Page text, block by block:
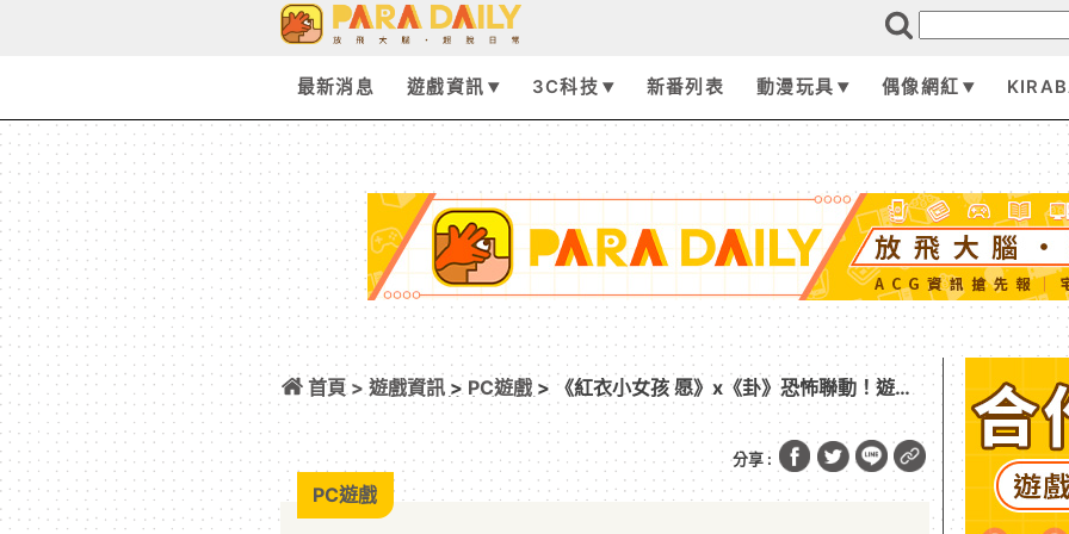
最新消息 遊戲資訊 3C科技 新番列表 動漫玩具 偶像網紅
首頁 >遊戲資訊 > PC遊戲 > 《紅衣小女孩 愿》x《卦》恐怖聯動！遊戲
全新創作篇章尖叫搶全團免費門票
分享 :
PC遊戲